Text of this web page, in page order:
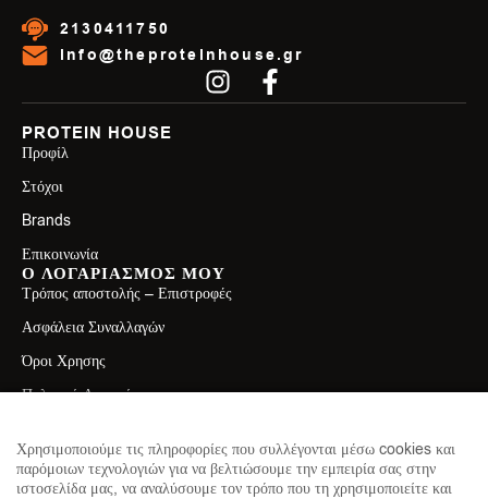
2130411750
info@theproteinhouse.gr
PROTEIN HOUSE
Προφίλ
Στόχοι
Brands
Επικοινωνία
Ο ΛΟΓΑΡΙΑΣΜΟΣ ΜΟΥ
Τρόπος αποστολής – Επιστροφές
Ασφάλεια Συναλλαγών
Όροι Χρησης
Πολιτική Απορρήτου
2130411750
Χρησιμοποιούμε τις πληροφορίες που συλλέγονται μέσω cookies και
παρόμοιων τεχνολογιών για να βελτιώσουμε την εμπειρία σας στην
ιστοσελίδα μας, να αναλύσουμε τον τρόπο που τη χρησιμοποιείτε και